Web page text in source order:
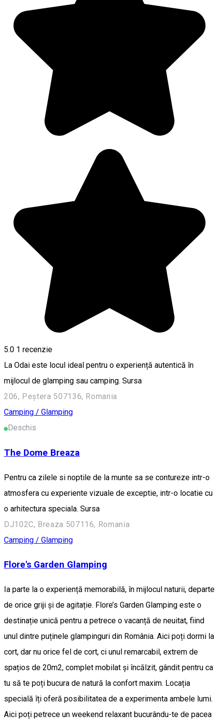
5.0 1 recenzie
La Odai este locul ideal pentru o experiență autentică în
mijlocul de glamping sau camping. Sursa
206, Peștera 507136, Romania
Camping / Glamping
Deschis
The Dome Breaza
Pentru ca zilele si noptile de la munte sa se contureze intr-o
atmosfera cu experiente vizuale de exceptie, intr-o locatie cu
o arhitectura speciala. Sursa
DJ102C, Breaza 507116, Romania
Camping / Glamping
Flore's Garden Glamping
Ia parte la o experiență memorabilă, în mijlocul naturii, departe
de orice griji și de agitație. Flore’s Garden Glamping este o
destinație unică pentru a petrece o vacanță de neuitat, fiind
unul dintre puținele glampinguri din România. Aici poți dormi la
cort, dar nu orice fel de cort, ci unul remarcabil, extrem de
spațios de 20m2, complet mobilat și încălzit, gândit pentru ca
tu să te poți bucura de natură la confort maxim. Locația
specială îți oferă posibilitatea de a experimenta ambele lumi.
Aici poți petrece un weekend relaxant bucurându-te de pacea